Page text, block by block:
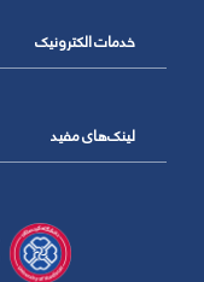
خدمات الکترونیک
لینک‌های مفید